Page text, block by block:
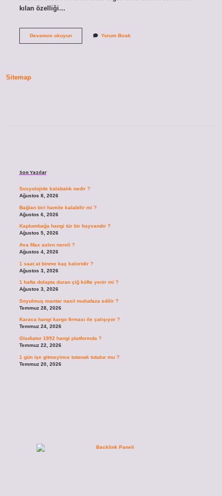
kılan özelliği…
Devamını okuyunAkıllı
Yorum Bırak
Sitemap
Son Yazılar
Sosyolojide kalabalık nedir ?
Ağustos 8, 2026
Bağlan biri hamile kalabilir mi ?
Ağustos 6, 2026
Kaplumbağa hangi tür bir hayvandır ?
Ağustos 5, 2026
Ava Max aslen nereli ?
Ağustos 4, 2026
1 saat at binme kaç kaloridir ?
Ağustos 3, 2026
1 hafta dolapta duran çiğ köfte yenir mi ?
Ağustos 3, 2026
Soyulmuş mantar nasıl muhafaza edilir ?
Temmuz 28, 2026
Karaca hangi kargo firması ile çalışıyor ?
Temmuz 24, 2026
Gladiator 1992 hangi platformda ?
Temmuz 22, 2026
1 gün işe gitmeyince tutanak tutulur mu ?
Temmuz 20, 2026